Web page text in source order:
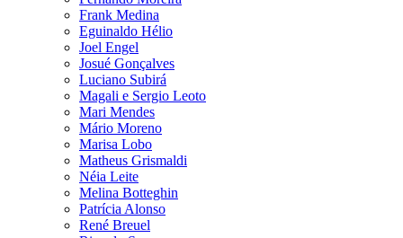
Frank Medina
Eguinaldo Hélio
Joel Engel
Josué Gonçalves
Luciano Subirá
Magali e Sergio Leoto
Mari Mendes
Mário Moreno
Marisa Lobo
Matheus Grismaldi
Néia Leite
Melina Botteghin
Patrícia Alonso
René Breuel